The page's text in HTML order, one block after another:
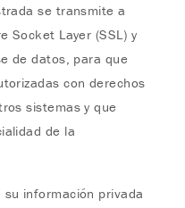
se transmite a
Socket Layer (SSL) y
de datos, para que
con derechos
sistemas y que
de la
información privada